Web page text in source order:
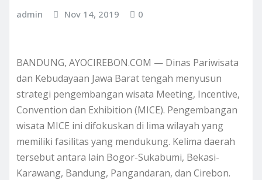
admin Nov 14, 2019 0
BANDUNG, AYOCIREBON.COM — Dinas Pariwisata
dan Kebudayaan Jawa Barat tengah menyusun
strategi pengembangan wisata Meeting, Incentive,
Convention dan Exhibition (MICE). Pengembangan
wisata MICE ini difokuskan di lima wilayah yang
memiliki fasilitas yang mendukung. Kelima daerah
tersebut antara lain Bogor-Sukabumi, Bekasi-
Karawang, Bandung, Pangandaran, dan Cirebon.